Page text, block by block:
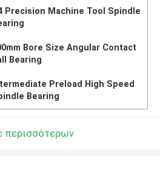
Precision Machine Tool Spindle
Bore Size Angular Contact
Bearing
Preload High Speed
Bearing
περισσότερων